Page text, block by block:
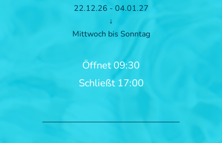
22.12.26 - 04.01.27
↓
Mittwoch bis Sonntag
Öffnet 09:30
Schließt 17:00